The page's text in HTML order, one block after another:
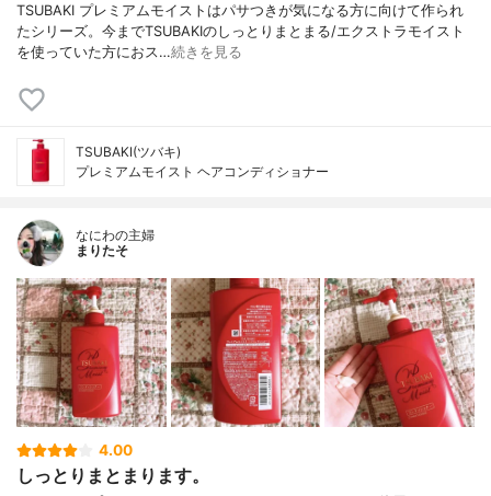
TSUBAKI プレミアムモイストはパサつきが気になる方に向けて作られ
たシリーズ。今までTSUBAKIのしっとりまとまる/エクストラモイスト
を使っていた方におス…続きを見る
TSUBAKI(ツバキ)
プレミアムモイスト ヘアコンディショナー
なにわの主婦
まりたそ
4.00
しっとりまとまります。